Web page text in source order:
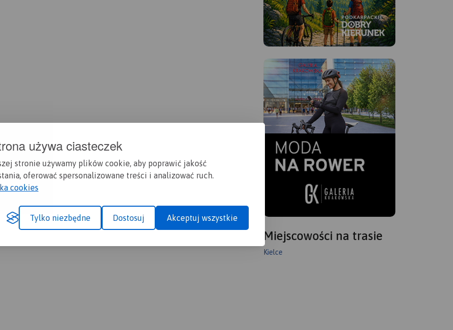
używa ciasteczek
stronie używamy plików cookie, aby poprawić jakość
oferować spersonalizowane treści i analizować ruch.
cookies
Tylko niezbędne Dostosuj Akceptuj wszystkie
Miejscowości na trasie
Kielce